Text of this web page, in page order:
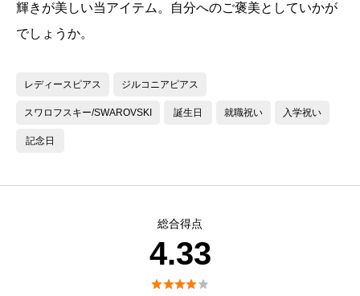
輝きが美しい当アイテム。自分へのご褒美としていかが
でしょうか。
レディースピアス ジルコニアピアス
スワロフスキー/SWAROVSKI 誕生日 就職祝い 入学祝い
記念日
総合得点
4.33
